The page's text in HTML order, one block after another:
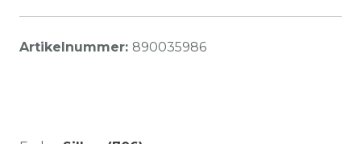
Artikelnummer: 890035986